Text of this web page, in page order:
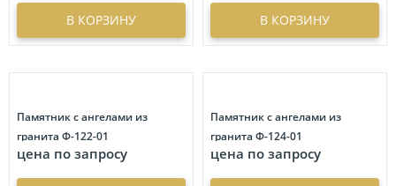
В КОРЗИНУ В КОРЗИНУ
Памятник с ангелами из
гранита Ф-122-01
цена по запросу
Памятник с ангелами из
гранита Ф-124-01
цена по запросу